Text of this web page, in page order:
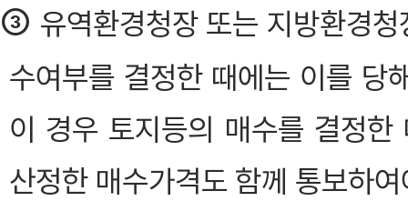
③ 유역환경청장 또는 지방환경
수여부를 결정한 때에는 이를 당
이 경우 토지등의 매수를 결정
산정한 매수가격도 함께 통보하